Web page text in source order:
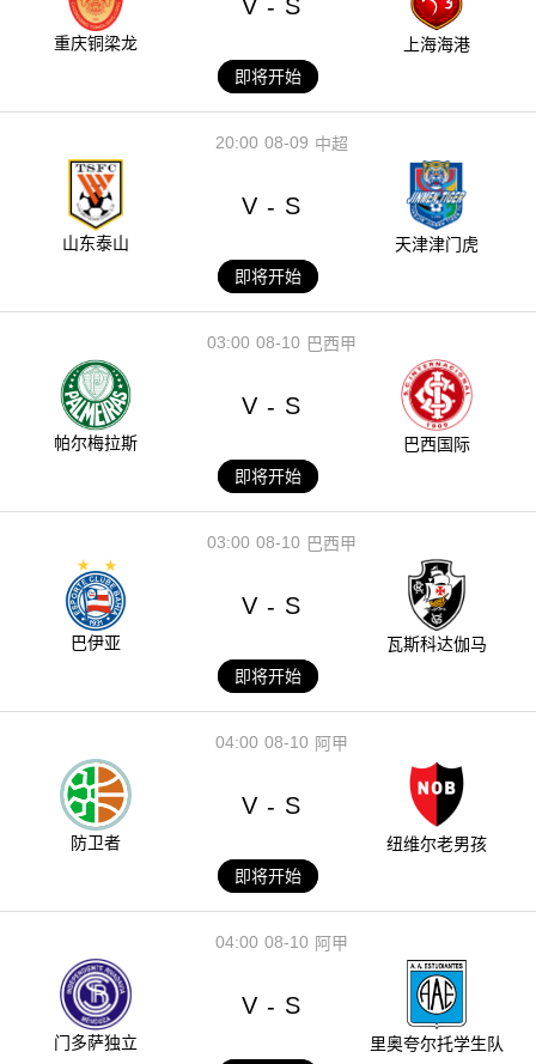
重庆铜梁龙
V - S
上海海港
即将开始
08-09
20:00 中超
山东泰山
V - S
天津津门虎
即将开始
08-10
03:00 巴西甲
帕尔梅拉斯
V - S
巴西国际
即将开始
08-10
03:00 巴西甲
巴伊亚
V - S
瓦斯科达伽马
即将开始
08-10
04:00 阿甲
防卫者
V - S
纽维尔老男孩
即将开始
08-10
04:00 阿甲
门多萨独立
V - S
里奥夸尔托学生队